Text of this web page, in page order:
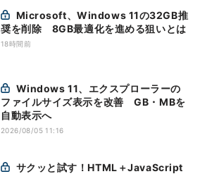
奨を削除 8GB最適化を進める狙いとは
18時間前
ファイルサイズ表示を改善 GB・MBを
自動表示へ
2026/08/05 11:16